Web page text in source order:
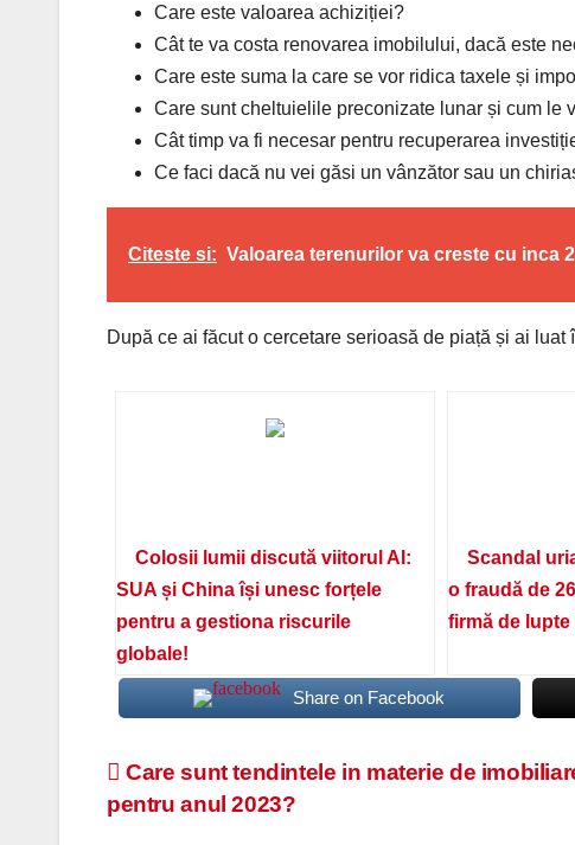
Care este valoarea achiziției?
Cât te va costa renovarea imobilului, dacă este
Care este suma la care se vor ridica taxele și
Care sunt cheltuielile preconizate lunar și cum le
Cât timp va fi necesar pentru recuperarea
Ce faci dacă nu vei găsi un vânzător sau un
Citeste si: Valoarea terenurilor va creste cu inca
După ce ai făcut o cercetare serioasă de piață și ai
Colosii lumii discută viitorul AI:
SUA și China își unesc forțele
pentru a gestiona riscurile
globale!
Scandal
o fraudă de
firmă de lupte
Share on Facebook
Navigare
în
Care sunt tendintele in materie de
pentru anul 2023?